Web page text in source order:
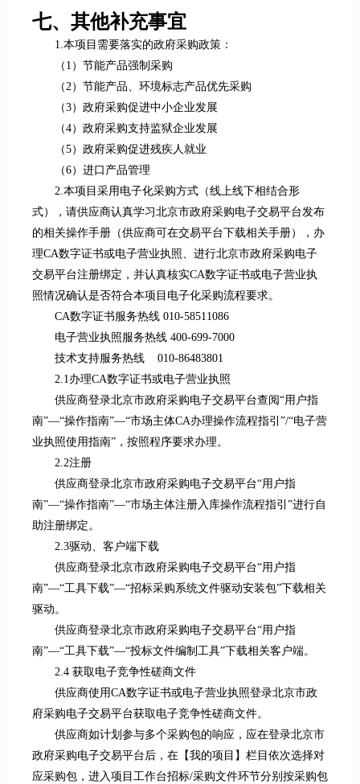
七、其他补充事宜
1.本项目需要落实的政府采购政策：
（1）节能产品强制采购
（2）节能产品、环境标志产品优先采购
（3）政府采购促进中小企业发展
（4）政府采购支持监狱企业发展
（5）政府采购促进残疾人就业
（6）进口产品管理
2.本项目采用电子化采购方式（线上线下相结合形
式），请供应商认真学习北京市政府采购电子交易平台发布
的相关操作手册（供应商可在交易平台下载相关手册），办
理CA数字证书或电子营业执照、进行北京市政府采购电子
交易平台注册绑定，并认真核实CA数字证书或电子营业执
照情况确认是否符合本项目电子化采购流程要求。
CA数字证书服务热线 010-58511086
电子营业执照服务热线 400-699-7000
技术支持服务热线 010-86483801
2.1办理CA数字证书或电子营业执照
供应商登录北京市政府采购电子交易平台查阅“用户指
南”—“操作指南”—“市场主体CA办理操作流程指引”/“电子营
业执照使用指南”，按照程序要求办理。
2.2注册
供应商登录北京市政府采购电子交易平台“用户指
南”—“操作指南”—“市场主体注册入库操作流程指引”进行自
助注册绑定。
2.3驱动、客户端下载
供应商登录北京市政府采购电子交易平台“用户指
南”—“工具下载”—“招标采购系统文件驱动安装包”下载相关
驱动。
供应商登录北京市政府采购电子交易平台“用户指
南”—“工具下载”—“投标文件编制工具”下载相关客户端。
2.4 获取电子竞争性磋商文件
供应商使用CA数字证书或电子营业执照登录北京市政
府采购电子交易平台获取电子竞争性磋商文件。
供应商如计划参与多个采购包的响应，应在登录北京市
政府采购电子交易平台后，在【我的项目】栏目依次选择对
应采购包，进入项目工作台招标/采购文件环节分别按采购包